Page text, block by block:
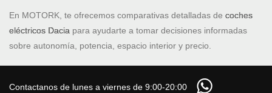
En MOTORK, te ofrecemos comparativas detalladas de coches
eléctricos Dacia para ayudarte a tomar decisiones informadas
sobre autonomía, potencia, espacio interior y precio.
Contactanos de lunes a viernes de 9:00-20:00